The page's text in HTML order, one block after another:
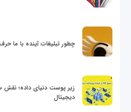
چطور تبلیغات آینده با ما
دیجیتال